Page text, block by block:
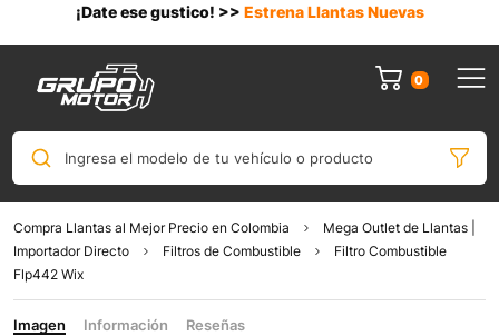
¡Date ese gustico! >> Estrena Llantas Nuevas
0
Ingresa el modelo de tu vehículo o producto
Compra Llantas al Mejor Precio en Colombia
Mega Outlet de Llantas |
Importador Directo
Filtros de Combustible
Filtro Combustible
Flp442 Wix
Imagen Información Reseñas